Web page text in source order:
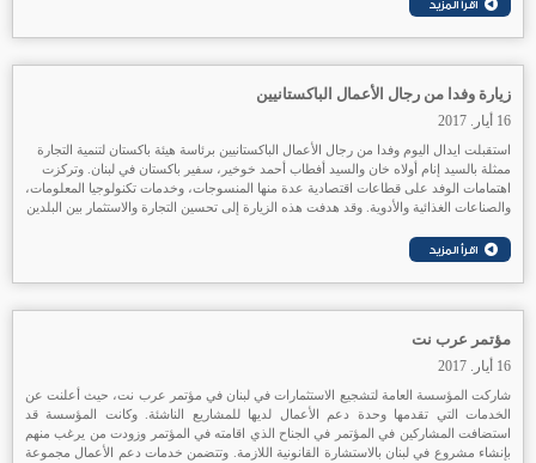
زيارة وفدا من رجال الأعمال الباكستانيين
16 أيار. 2017
استقبلت ايدال اليوم وفدا من رجال الأعمال الباكستانيين برئاسة هيئة باكستان لتنمية التجارة
ممثلة بالسيد إنام أولاه خان والسيد أفطاب أحمد خوخير، سفير باكستان في لبنان. وتركزت
اهتمامات الوفد على قطاعات اقتصادية عدة منها المنسوجات، وخدمات تكنولوجيا المعلومات،
والصناعات الغذائية والأدوية. وقد هدفت هذه الزيارة إلى تحسين التجارة والاستثمار بين البلدين
مؤتمر عرب نت
16 أيار. 2017
شاركت المؤسسة العامة لتشجيع الاستثمارات في لبنان في مؤتمر عرب نت، حيث أعلنت عن
الخدمات التي تقدمها وحدة دعم الأعمال لديها للمشاريع الناشئة. وكانت المؤسسة قد
استضافت المشاركين في المؤتمر في الجناح الذي اقامته في المؤتمر وزودت من يرغب منهم
بإنشاء مشروع في لبنان بالاستشارة القانونية اللازمة. وتتضمن خدمات دعم الأعمال مجموعة